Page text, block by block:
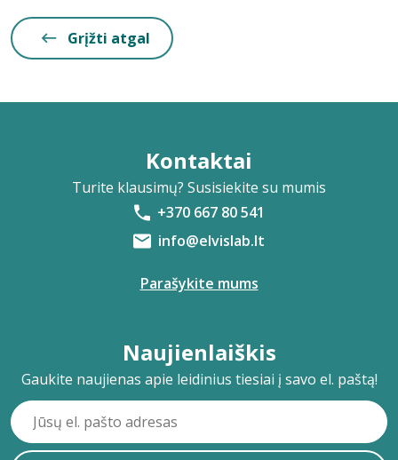
Grįžti atgal
Kontaktai
Turite klausimų? Susisiekite su mumis
+370 667 80 541
info@elvislab.lt
Parašykite mums
Naujienlaiškis
Gaukite naujienas apie leidinius tiesiai į savo el. paštą!